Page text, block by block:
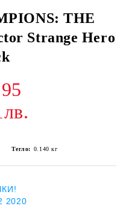
THE
Strange Hero
Тегло: 0.140 кг
2020